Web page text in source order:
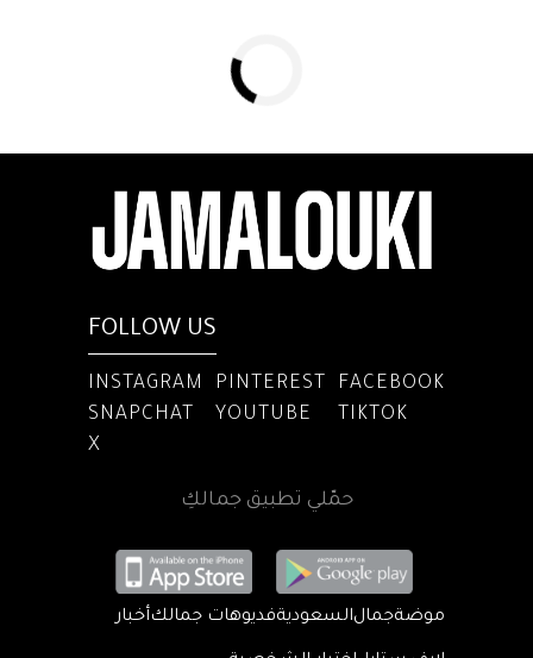
FOLLOW US
INSTAGRAM PINTEREST
FACEBOOK
SNAPCHAT
YOUTUBE
TIKTOK
X
حمّلي تطبيق جمالكِ
موضةجمالالسعوديةفديوهات جمالكأخبار